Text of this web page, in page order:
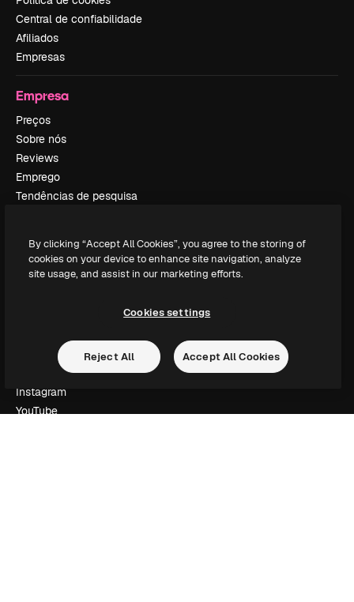
Central de confiabilidade
Afiliados
Empresas
Empresa
Preços
Sobre nós
Reviews
Emprego
Tendências de pesquisa
Slidesgo
Vender conteúdo
Procurando por magnific.ai?
Siga-nos
Suporte ao cliente
Instagram
YouTube
By clicking “Accept All Cookies”, you agree to the storing of
cookies on your device to enhance site navigation, analyze
site usage, and assist in our marketing efforts.
Cookies settings
Reject All Accept All Cookies